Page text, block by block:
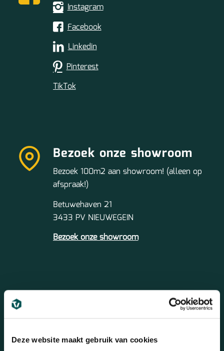
Deze website maakt gebruik van cookies
Instagram
Facebook
Linkedin
Pinterest
TikTok
Bezoek onze showroom
Bezoek 100m2 aan showroom! (alleen op
afspraak!)
Betuwehaven 21
3433 PV NIEUWEGEIN
Bezoek onze showroom
info@topkwaliteitvloeren.nl